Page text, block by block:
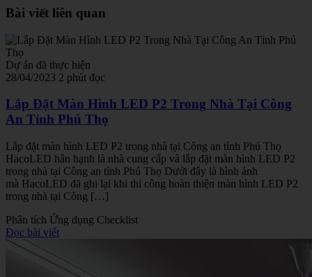
Bài viết liên quan
Dự án đã thực hiện
28/04/2023 2 phút đọc
Lắp Đặt Màn Hình LED P2 Trong Nhà Tại Công
An Tỉnh Phú Thọ
Lắp đặt màn hình LED P2 trong nhà tại Công an tỉnh Phú Thọ
HacoLED hân hạnh là nhà cung cấp và lắp đặt màn hình LED P2
trong nhà tại Công an tỉnh Phú Thọ Dưới đây là hình ảnh
mà HacoLED đã ghi lại khi thi công hoàn thiện màn hình LED P2
trong nhà tại Công […]
Phân tích Ứng dụng Checklist
Đọc bài viết